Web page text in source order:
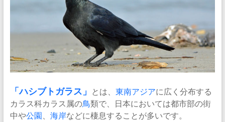
「ハシブトガラス」 とは、 東南アジアに広く分布する
カラス科カラス属の鳥類で、日本においては都市部の街
中や公園 海岸などに棲息することが多いです。